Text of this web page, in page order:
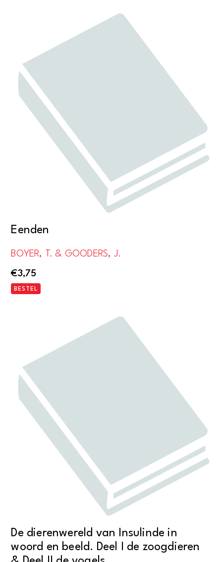
Eenden
BOYER, T. & GOODERS, J.
€3,75
BESTEL
De dierenwereld van Insulinde in
woord en beeld. Deel I de zoogdieren